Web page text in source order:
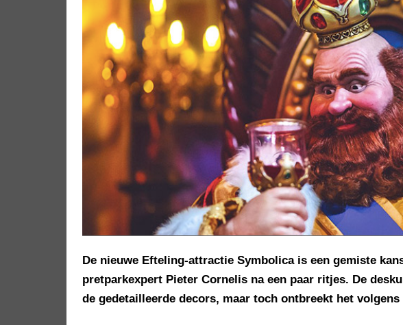
De nieuwe Efteling-attractie Symbolica is een gemiste
pretparkexpert Pieter Cornelis na een paar ritjes. De
de gedetailleerde decors, maar toch ontbreekt het